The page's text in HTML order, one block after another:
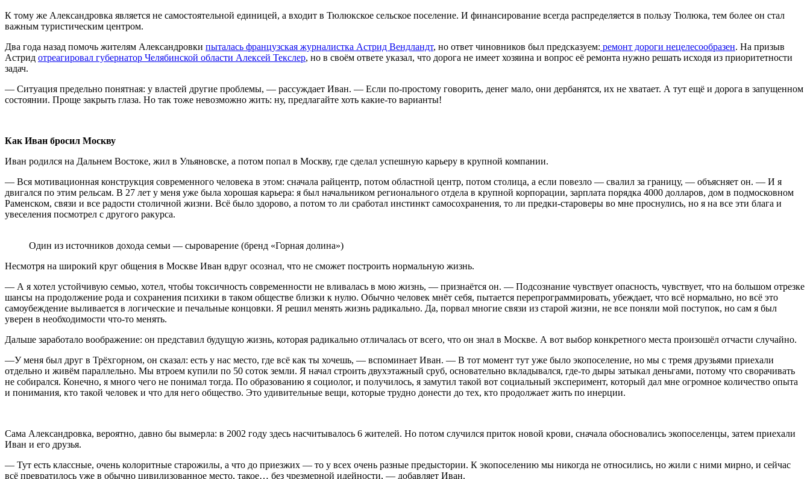
К тому же Александровка является не самостоятельной единицей, а входит в Тюлюкское сельское поселение. И финансирование всегда распределяется в пользу Тюлюка, тем более он стал
важным туристическим центром.
Два года назад помочь жителям Александровки пыталась французская журналистка Астрид Вендландт, но ответ чиновников был предсказуем: ремонт дороги нецелесообразен. На призыв
Астрид отреагировал губернатор Челябинской области Алексей Текслер, но в своём ответе указал, что дорога не имеет хозяина и вопрос её ремонта нужно решать исходя из приоритетности
задач.
— Ситуация предельно понятная: у властей другие проблемы, — рассуждает Иван. — Если по-простому говорить, денег мало, они дербанятся, их не хватает. А тут ещё и дорога в запущенном
состоянии. Проще закрыть глаза. Но так тоже невозможно жить: ну, предлагайте хоть какие-то варианты!
Как Иван бросил Москву
Иван родился на Дальнем Востоке, жил в Ульяновске, а потом попал в Москву, где сделал успешную карьеру в крупной компании.
— Вся мотивационная конструкция современного человека в этом: сначала райцентр, потом областной центр, потом столица, а если повезло — свалил за границу, — объясняет он. — И я
двигался по этим рельсам. В 27 лет у меня уже была хорошая карьера: я был начальником регионального отдела в крупной корпорации, зарплата порядка 4000 долларов, дом в подмосковном
Раменском, связи и все радости столичной жизни. Всё было здорово, а потом то ли сработал инстинкт самосохранения, то ли предки-староверы во мне проснулись, но я на все эти блага и
увеселения посмотрел с другого ракурса.
Один из источников дохода семьи — сыроварение (бренд «Горная долина»)
Несмотря на широкий круг общения в Москве Иван вдруг осознал, что не сможет построить нормальную жизнь.
— А я хотел устойчивую семью, хотел, чтобы токсичность современности не вливалась в мою жизнь, — признаётся он. — Подсознание чувствует опасность, чувствует, что на большом отрезке
шансы на продолжение рода и сохранения психики в таком обществе близки к нулю. Обычно человек мнёт себя, пытается перепрограммировать, убеждает, что всё нормально, но всё это
самоубеждение выливается в логические и печальные концовки. Я решил менять жизнь радикально. Да, порвал многие связи из старой жизни, не все поняли мой поступок, но сам я был
уверен в необходимости что-то менять.
Дальше заработало воображение: он представил будущую жизнь, которая радикально отличалась от всего, что он знал в Москве. А вот выбор конкретного места произошёл отчасти случайно.
—У меня был друг в Трёхгорном, он сказал: есть у нас место, где всё как ты хочешь, — вспоминает Иван. — В тот момент тут уже было экопоселение, но мы с тремя друзьями приехали
отдельно и живём параллельно. Мы втроем купили по 50 соток земли. Я начал строить двухэтажный сруб, основательно вкладывался, где-то дыры затыкал деньгами, потому что сворачивать
не собирался. Конечно, я много чего не понимал тогда. По образованию я социолог, и получилось, я замутил такой вот социальный эксперимент, который дал мне огромное количество опыта
и понимания, кто такой человек и что для него общество. Это удивительные вещи, которые трудно донести до тех, кто продолжает жить по инерции.
Сама Александровка, вероятно, давно бы вымерла: в 2002 году здесь насчитывалось 6 жителей. Но потом случился приток новой крови, сначала обосновались экопоселенцы, затем приехали
Иван и его друзья.
— Тут есть классные, очень колоритные старожилы, а что до приезжих — то у всех очень разные предыстории. К экопоселению мы никогда не относились, но жили с ними мирно, и сейчас
всё превратилось уже в обычно цивилизованное место, такое… без чрезмерной идейности, — добавляет Иван.